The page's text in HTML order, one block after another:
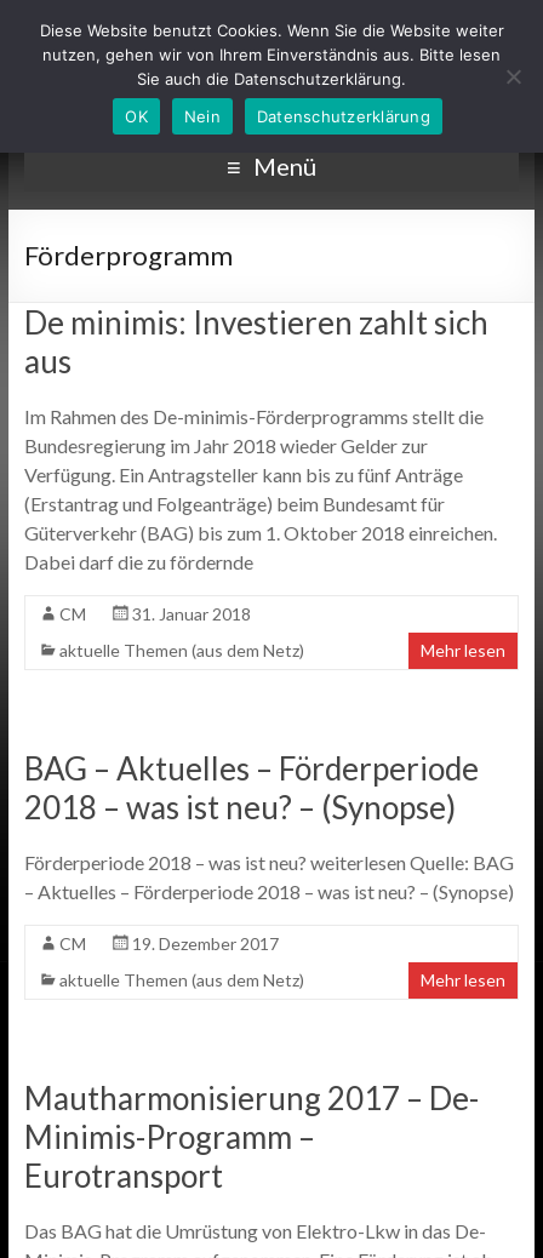
Menü
Förderprogramm
De minimis: Investieren zahlt sich
aus
Im Rahmen des De-minimis-Förderprogramms stellt die
Bundesregierung im Jahr 2018 wieder Gelder zur
Verfügung. Ein Antragsteller kann bis zu fünf Anträge
(Erstantrag und Folgeanträge) beim Bundesamt für
Güterverkehr (BAG) bis zum 1. Oktober 2018 einreichen.
Dabei darf die zu fördernde
CM
31. Januar 2018
aktuelle Themen (aus dem Netz)
Mehr lesen
BAG – Aktuelles – Förderperiode
2018 – was ist neu? – (Synopse)
Förderperiode 2018 – was ist neu? weiterlesen Quelle: BAG
– Aktuelles – Förderperiode 2018 – was ist neu? – (Synopse)
CM
19. Dezember 2017
aktuelle Themen (aus dem Netz)
Mehr lesen
Mautharmonisierung 2017 – De-
Minimis-Programm –
Eurotransport
Das BAG hat die Umrüstung von Elektro-Lkw in das De-
Diese Website benutzt Cookies. Wenn Sie die Website weiter
nutzen, gehen wir von Ihrem Einverständnis aus. Bitte lesen
Sie auch die Datenschutzerklärung.
OK
Nein Datenschutzerklärung